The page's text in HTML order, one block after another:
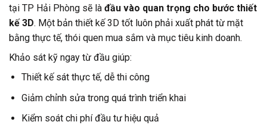
tại TP Hải Phòng sẽ là đầu vào quan trọng cho bước thiết
kế 3D. Một bản thiết kế 3D tốt luôn phải xuất phát từ mặt
bằng thực tế, thói quen mua sắm và mục tiêu kinh doanh.
Khảo sát kỹ ngay từ đầu giúp:
Thiết kế sát thực tế, dễ thi công
Giảm chỉnh sửa trong quá trình triển khai
Kiểm soát chi phí đầu tư hiệu quả